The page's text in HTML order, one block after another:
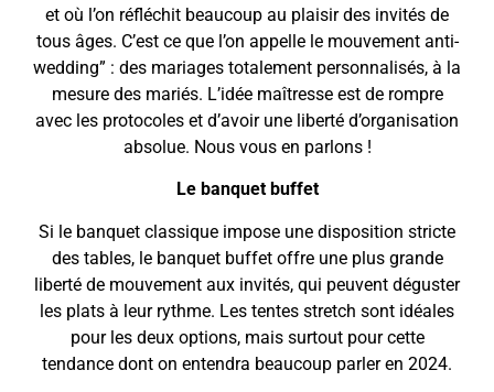
et où l’on réfléchit beaucoup au plaisir des invités de
tous âges. C’est ce que l’on appelle le mouvement anti-
wedding” : des mariages totalement personnalisés, à la
mesure des mariés. L’idée maîtresse est de rompre
avec les protocoles et d’avoir une liberté d’organisation
absolue. Nous vous en parlons !
Le banquet buffet
Si le banquet classique impose une disposition stricte
des tables, le banquet buffet offre une plus grande
liberté de mouvement aux invités, qui peuvent déguster
les plats à leur rythme. Les tentes stretch sont idéales
pour les deux options, mais surtout pour cette
tendance dont on entendra beaucoup parler en 2024.